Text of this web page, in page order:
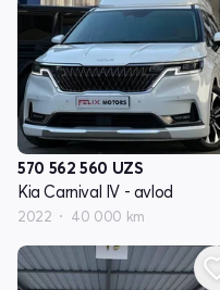
570 562 560 UZS
Kia Carnival IV - avlod
2022 40 000 km